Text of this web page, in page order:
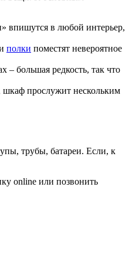
впишутся в любой интерьер,
полки поместят невероятное
большая редкость, так что
шкаф прослужит нескольким
трубы, батареи. Если, к
online или позвонить